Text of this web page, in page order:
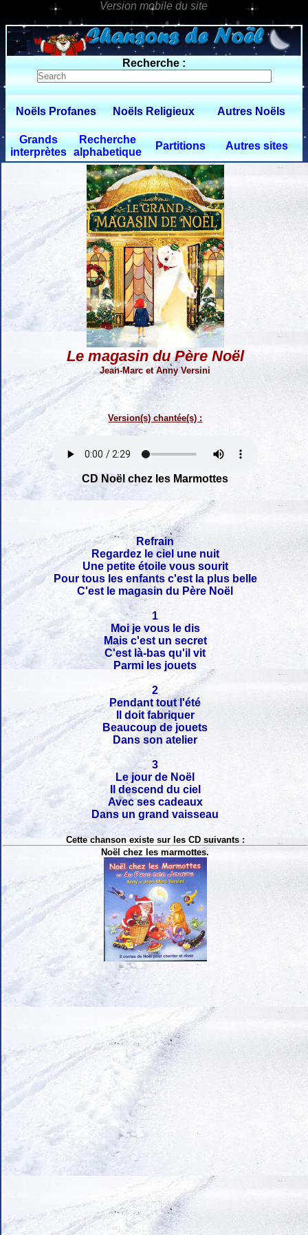
0 $limitbot 1 $limittot 2
Recherche :
Noëls Profanes Noëls Religieux Autres Noëls
Grands
interprètes
Recherche
alphabetique
Partitions Autres sites
Le magasin du Père Noël
Jean-Marc et Anny Versini
Version(s) chantée(s) :
CD Noël chez les Marmottes
Refrain
Regardez le ciel une nuit
Une petite étoile vous sourit
Pour tous les enfants c'est la plus belle
C'est le magasin du Père Noël
1
Moi je vous le dis
Mais c'est un secret
C'est là-bas qu'il vit
Parmi les jouets
2
Pendant tout l'été
Il doit fabriquer
Beaucoup de jouets
Dans son atelier
3
Le jour de Noël
Il descend du ciel
Avec ses cadeaux
Dans un grand vaisseau
Cette chanson existe sur les CD suivants :
Noël chez les marmottes.